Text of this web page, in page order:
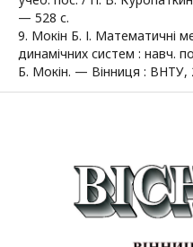
— 528 с.
9. Мокін Б. І. Математичні
динамічних систем : навч.
Б. Мокін. — Вінниця : ВНТУ,